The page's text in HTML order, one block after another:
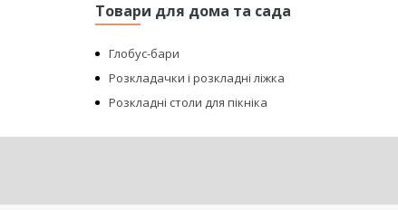
Товари для дома та сада
Глобус-бари
Розкладачки і розкладні ліжка
Розкладні столи для пікніка